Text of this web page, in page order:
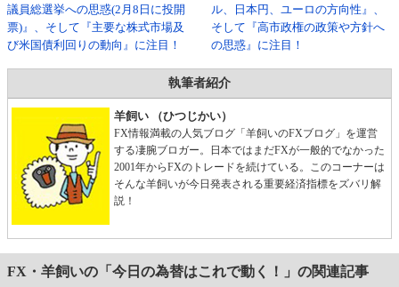
議員総選挙への思惑(2月8日に投開
票)』、そして『主要な株式市場及
び米国債利回りの動向』に注目！
ル、日本円、ユーロの方向性』、
そして『高市政権の政策や方針へ
の思惑』に注目！
執筆者紹介
羊飼い （ひつじかい）
FX情報満載の人気ブログ「羊飼いのFXブログ」を運営
する凄腕ブロガー。日本ではまだFXが一般的でなかった
2001年からFXのトレードを続けている。このコーナーは
そんな羊飼いが今日発表される重要経済指標をズバリ解
説！
FX・羊飼いの「今日の為替はこれで動く！」の関連記事